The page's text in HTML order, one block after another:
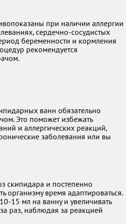
при наличии аллергии
сердечно-сосудистых
беременности и кормления
рекомендуется
ванн обязательно
Это поможет избежать
и аллергических реакций,
заболевания или вы
скипидара и постепенно
организму время адаптироваться.
15 мл на ванну и увеличивать
раз, наблюдая за реакцией